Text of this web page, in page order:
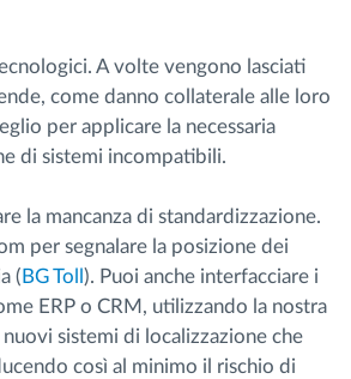
A volte vengono lasciati
come danno collaterale alle loro
per applicare la necessaria
di sistemi incompatibili.
la mancanza di standardizzazione.
per segnalare la posizione dei
( BG Toll ). Puoi anche interfacciare i
ERP o CRM, utilizzando la nostra
sistemi di localizzazione che
così al minimo il rischio di